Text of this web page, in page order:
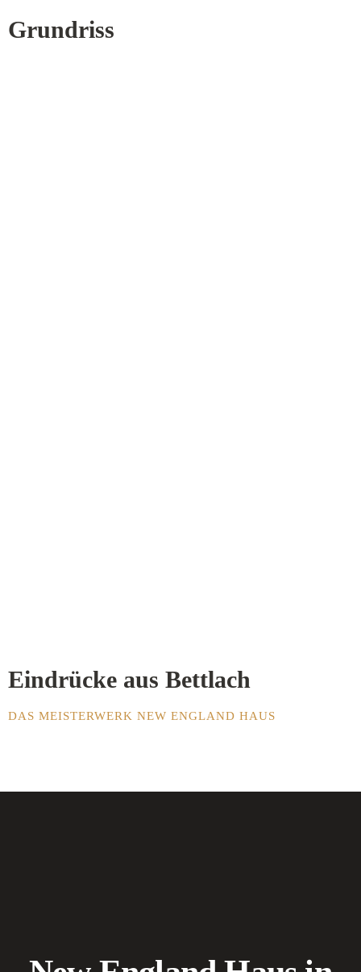
Grundriss
Eindrücke aus Bettlach
DAS MEISTERWERK NEW ENGLAND HAUS